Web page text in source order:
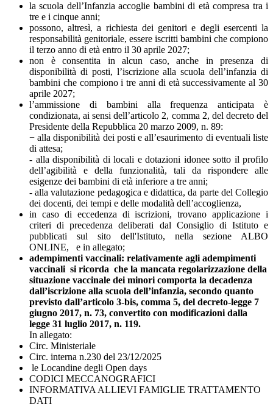
la scuola dell’Infanzia accoglie bambini di età compresa tra i
tre e i cinque anni;
possono, altresì, a richiesta dei genitori e degli esercenti la
responsabilità genitoriale, essere iscritti bambini che compiono
il terzo anno di età entro il 30 aprile 2027;
non è consentita in alcun caso, anche in presenza di
disponibilità di posti, l’iscrizione alla scuola dell’infanzia di
bambini che compiono i tre anni di età successivamente al 30
aprile 2027;
l’ammissione di bambini alla frequenza anticipata è
condizionata, ai sensi dell’articolo 2, comma 2, del decreto del
Presidente della Repubblica 20 marzo 2009, n. 89:
− alla disponibilità dei posti e all’esaurimento di eventuali liste
di attesa;
- alla disponibilità di locali e dotazioni idonee sotto il profilo
dell’agibilità e della funzionalità, tali da rispondere alle
esigenze dei bambini di età inferiore a tre anni;
- alla valutazione pedagogica e didattica, da parte del Collegio
dei docenti, dei tempi e delle modalità dell’accoglienza,
in caso di eccedenza di iscrizioni, trovano applicazione i
criteri di precedenza deliberati dal Consiglio di Istituto e
pubblicati sul sito dell'Istituto, nella sezione ALBO
ONLINE, e in allegato;
adempimenti vaccinali: relativamente agli adempimenti
vaccinali si ricorda che la mancata regolarizzazione della
situazione vaccinale dei minori comporta la decadenza
dall’iscrizione alla scuola dell’infanzia, secondo quanto
previsto dall’articolo 3-bis, comma 5, del decreto-legge 7
giugno 2017, n. 73, convertito con modificazioni dalla
legge 31 luglio 2017, n. 119.
In allegato:
Circ. Ministeriale
Circ. interna n.230 del 23/12/2025
le Locandine degli Open days
CODICI MECCANOGRAFICI
INFORMATIVA ALLIEVI FAMIGLIE TRATTAMENTO
DATI